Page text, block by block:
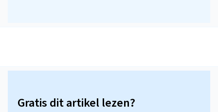
Gratis dit artikel lezen?